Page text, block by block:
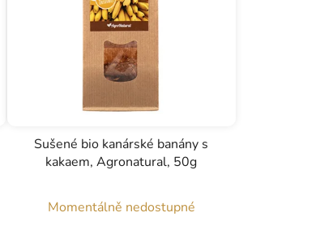
Sušené bio kanárské banány s
kakaem, Agronatural, 50g
Momentálně nedostupné